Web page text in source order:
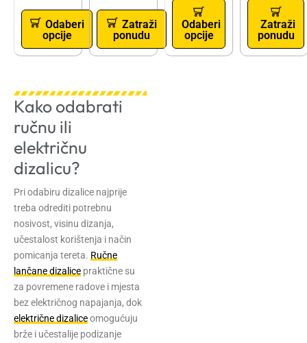
Odaberi
opcije
Zatraži
ponudu
Odaberi
opcije
Zatraži
ponudu
Kako odabrati
ručnu ili
električnu
dizalicu?
Pri odabiru dizalice najprije
treba odrediti potrebnu
nosivost, visinu dizanja,
učestalost korištenja i način
pomicanja tereta. Ručne
lančane dizalice praktične su
za povremene radove i mjesta
bez električnog napajanja, dok
električne dizaliceomogućuju
brže i učestalije podizanje